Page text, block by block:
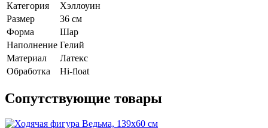
Категория
Хэллоуин
Размер
36 см
Форма
Шар
Наполнение Гелий
Материал
Латекс
Обработка
Hi-float
Сопутствующие товары